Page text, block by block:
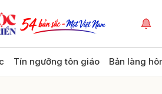
Tín ngưỡng tôn giáo Bản làng